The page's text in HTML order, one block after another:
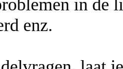
in de
enz.